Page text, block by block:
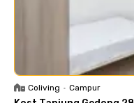
Coliving • Campur